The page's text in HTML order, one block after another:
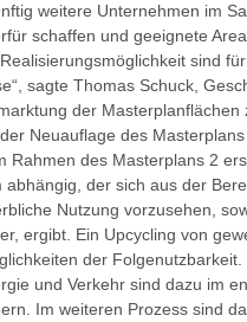
weitere Unternehmen im
schaffen und geeignete
sind
sagte Thomas Schuck,
der Masterplanflächen
Neuauflage des
Rahmen des Masterplans 2
abhängig, der sich aus der
Nutzung vorzusehen,
ergibt. Ein Upcycling von
der
und Verkehr sind dazu im
Im weiteren Prozess sind